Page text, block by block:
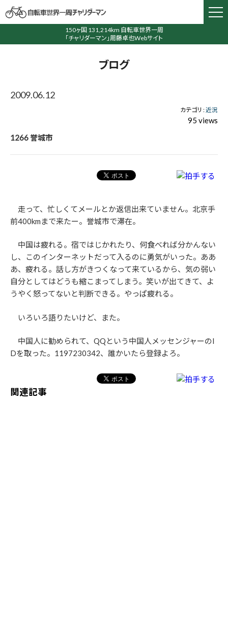
150ヶ国 131,214km 自転車世界一周
「チャリダーマン」周藤卓也Webサイト
ブログ
2009.06.12
カテゴリ :近況
95 views
1266 誉城市
走って、忙しくてメールとか返信出来ていません。北京手
前400kmまで来たー。誉城市で滞在。
中国は疲れる。宿ではじかれたり、何食べれば分かんない
し、このインターネットだって入るのに勇気がいった。ああ
あ、疲れる。話し方がきつくなって来ているから、気の弱い
自分としてはどうも縮こまってしまう。笑いが出てきて、よ
うやく怒ってないと判断できる。やっぱ疲れる。
いろいろ語りたいけど、また。
中国人に勧められて、QQという中国人メッセンジャーのI
Dを取った。1197230342、誰かいたら登録よろ。
関連記事